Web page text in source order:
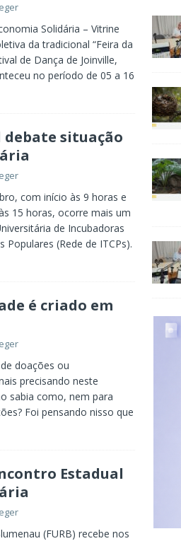
Solidária – Vitrine
da tradicional “Feira da
de Dança de Joinville,
no período de 05 a 16
situação
com início às 9 horas e
15 horas, ocorre mais um
de Incubadoras
Populares (Rede de ITCPs).
é criado em
doações ou
precisando neste
sabia como, nem para
Foi pensando nisso que
Estadual
(FURB) recebe nos